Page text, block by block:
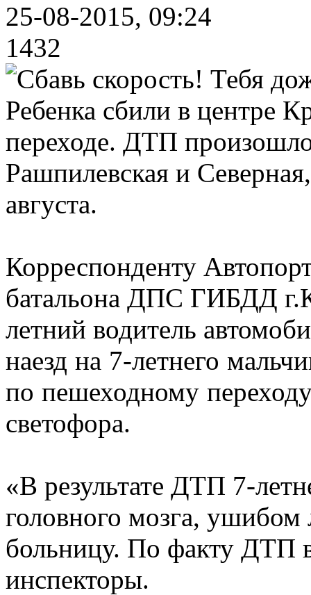
25-08-2015, 09:24
1432
Ребенка сбили в центре
переходе. ДТП
Рашпилевская и
августа.
Корреспонденту
батальона ДПС ГИБДД
летний водитель
наезд на 7-летнего
по пешеходному
светофора.
«В результате ДТП 7-
головного мозга, ушибом
больницу. По факту ДТП
инспекторы.